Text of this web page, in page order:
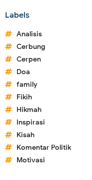
Labels
Analisis
Cerbung
Cerpen
Doa
family
Fikih
Hikmah
Inspirasi
Kisah
Komentar Politik
Motivasi